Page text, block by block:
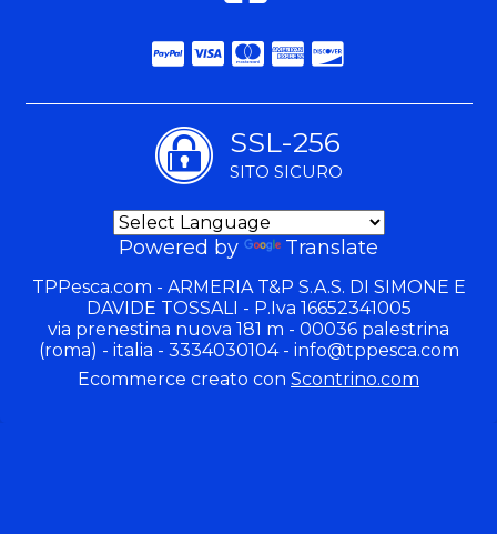
SSL-256
SITO SICURO
Powered by Translate
TPPesca.com - ARMERIA T&P S.A.S. DI SIMONE E
DAVIDE TOSSALI - P.Iva 16652341005
via prenestina nuova 181 m - 00036 palestrina
(roma) - italia - 3334030104 - info@tppesca.com
Ecommerce creato con Scontrino.com